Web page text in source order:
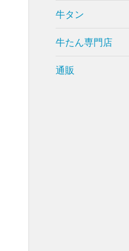
牛タン
牛たん専門店
通販